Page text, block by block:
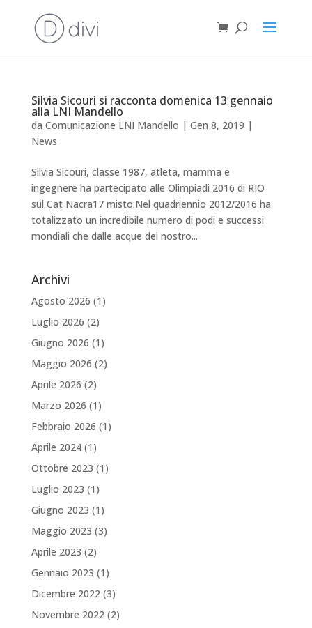
Silvia Sicouri si racconta domenica 13 gennaio
alla LNI Mandello
da Comunicazione LNI Mandello | Gen 8, 2019 |
News
Silvia Sicouri, classe 1987, atleta, mamma e
ingegnere ha partecipato alle Olimpiadi 2016 di RIO
sul Cat Nacra17 misto.Nel quadriennio 2012/2016 ha
totalizzato un incredibile numero di podi e successi
mondiali che dalle acque del nostro...
Archivi
Agosto 2026 (1)
Luglio 2026 (2)
Giugno 2026 (1)
Maggio 2026 (2)
Aprile 2026 (2)
Marzo 2026 (1)
Febbraio 2026 (1)
Aprile 2024(1)
Ottobre 2023 (1)
Luglio 2023 (1)
Giugno 2023 (1)
Maggio 2023 (3)
Aprile 2023 (2)
Gennaio 2023 (1)
Dicembre 2022(3)
Novembre 2022(2)